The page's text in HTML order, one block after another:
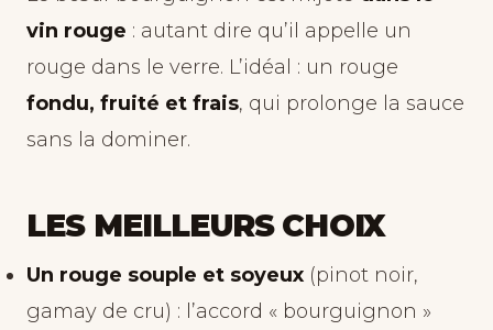
vin rouge : autant dire qu’il appelle un
rouge dans le verre. L’idéal : un rouge
fondu, fruité et frais, qui prolonge la sauce
sans la dominer.
LES MEILLEURS CHOIX
Un rouge souple et soyeux (pinot noir,
gamay de cru) : l’accord « bourguignon »